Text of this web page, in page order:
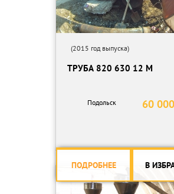
(2015 год выпуска)
ТРУБА 820 630 12 М
60
Подольск
ПОДРОБНЕЕ В